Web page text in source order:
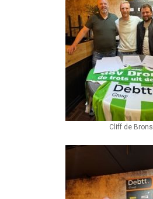
Cliff de Brons